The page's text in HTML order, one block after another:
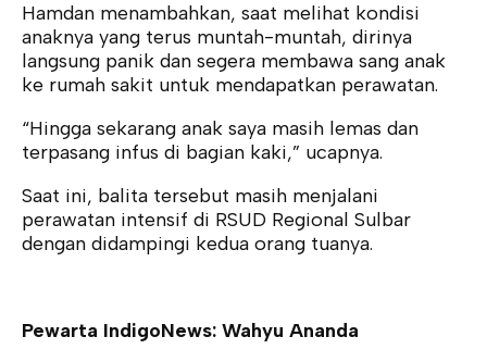
Hamdan menambahkan, saat melihat kondisi
anaknya yang terus muntah-muntah, dirinya
langsung panik dan segera membawa sang anak
ke rumah sakit untuk mendapatkan perawatan.
“Hingga sekarang anak saya masih lemas dan
terpasang infus di bagian kaki,” ucapnya.
Saat ini, balita tersebut masih menjalani
perawatan intensif di RSUD Regional Sulbar
dengan didampingi kedua orang tuanya.
Pewarta IndigoNews: Wahyu Ananda